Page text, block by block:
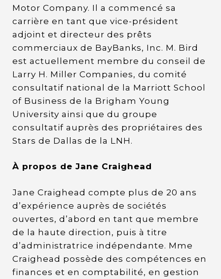
Motor Company. Il a commencé sa
carrière en tant que vice-président
adjoint et directeur des prêts
commerciaux de BayBanks, Inc. M. Bird
est actuellement membre du conseil de
Larry H. Miller Companies, du comité
consultatif national de la Marriott School
of Business de la Brigham Young
University ainsi que du groupe
consultatif auprès des propriétaires des
Stars de Dallas de la LNH.
À propos de Jane Craighead
Jane Craighead compte plus de 20 ans
d’expérience auprès de sociétés
ouvertes, d’abord en tant que membre
de la haute direction, puis à titre
d’administratrice indépendante. Mme
Craighead possède des compétences en
finances et en comptabilité, en gestion